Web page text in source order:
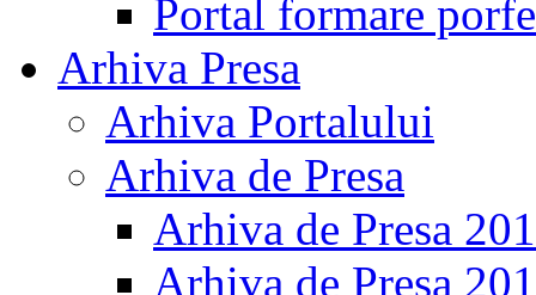
Portal formare
Arhiva Presa
Arhiva Portalului
Arhiva de Presa
Arhiva de Presa
Arhiva de Presa